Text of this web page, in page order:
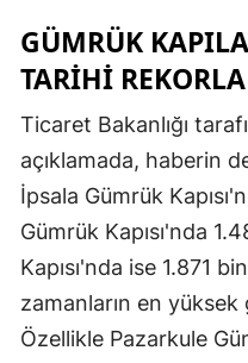
GÜMRÜK
TARIHI
Ticaret Bakanlığı
açıklamada, haberin
İpsala Gümrük
Gümrük Kapısı'nda
Kapısı'nda ise 1.871
zamanların en yüksek
Özellikle Pazarkule